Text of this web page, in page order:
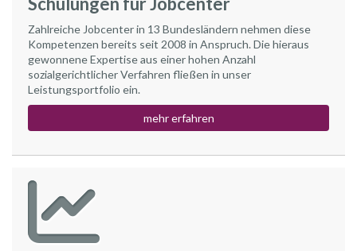
Zahlreiche Jobcenter in 13 Bundesländern nehmen diese
Kompetenzen bereits seit 2008 in Anspruch. Die hieraus
gewonnene Expertise aus einer hohen Anzahl
sozialgerichtlicher Verfahren fließen in unser
Leistungsportfolio ein.
mehr erfahren